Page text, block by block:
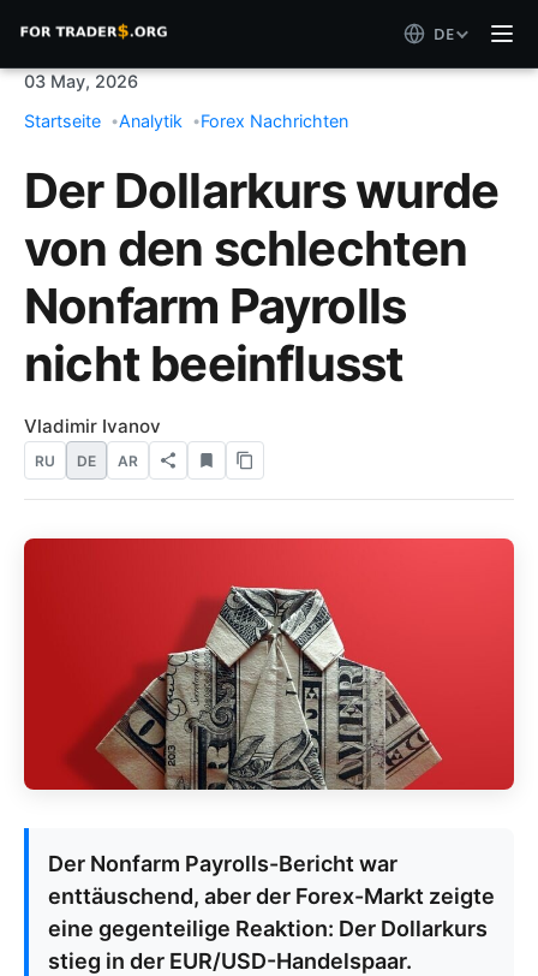
DE
03 May, 2026
Startseite
Analytik Forex Nachrichten
Der Dollarkurs wurde
von den schlechten
Nonfarm Payrolls
nicht beeinflusst
Vladimir Ivanov
RU DE AR
Der Nonfarm Payrolls-Bericht war
enttäuschend, aber der Forex-Markt zeigte
eine gegenteilige Reaktion: Der Dollarkurs
stieg in der EUR/USD-Handelspaar.